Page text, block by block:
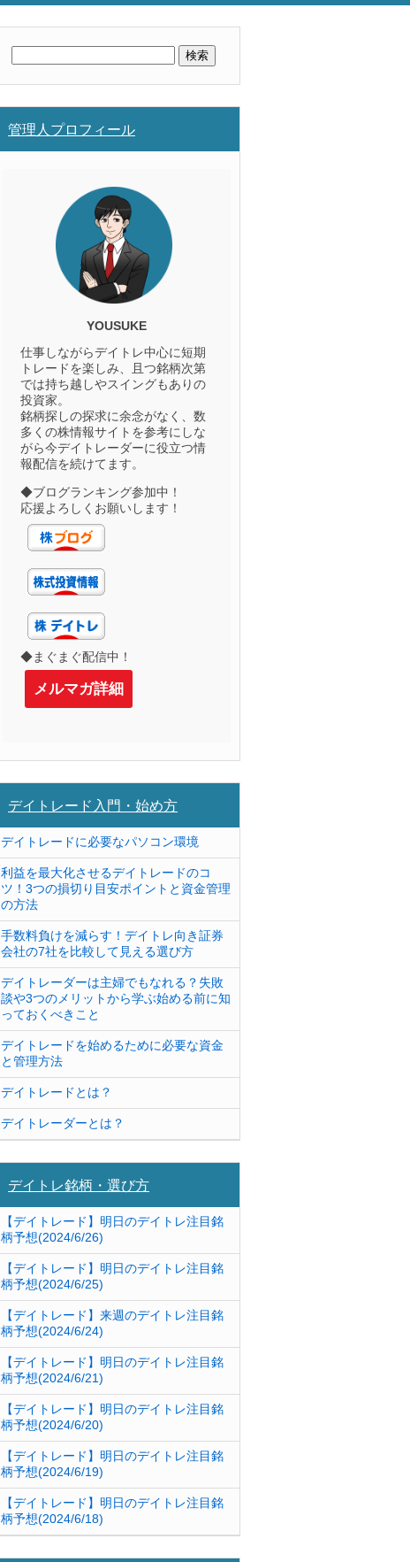
検
索:
管理人プロフィール
YOUSUKE
仕事しながらデイトレ中心に短期
トレードを楽しみ、且つ銘柄次第
では持ち越しやスイングもありの
投資家。
銘柄探しの探求に余念がなく、数
多くの株情報サイトを参考にしな
がら今デイトレーダーに役立つ情
報配信を続けてます。
◆ブログランキング参加中！
応援よろしくお願いします！
◆まぐまぐ配信中！
メルマガ詳細
デイトレード入門・始め方
デイトレードに必要なパソコン環境
利益を最大化させるデイトレードのコ
ツ！3つの損切り目安ポイントと資金管理
の方法
手数料負けを減らす！デイトレ向き証券
会社の7社を比較して見える選び方
デイトレーダーは主婦でもなれる？失敗
談や3つのメリットから学ぶ始める前に知
っておくべきこと
デイトレードを始めるために必要な資金
と管理方法
デイトレードとは？
デイトレーダーとは？
デイトレ銘柄・選び方
【デイトレード】明日のデイトレ注目銘
柄予想(2024/6/26)
【デイトレード】明日のデイトレ注目銘
柄予想(2024/6/25)
【デイトレード】来週のデイトレ注目銘
柄予想(2024/6/24)
【デイトレード】明日のデイトレ注目銘
柄予想(2024/6/21)
【デイトレード】明日のデイトレ注目銘
柄予想(2024/6/20)
【デイトレード】明日のデイトレ注目銘
柄予想(2024/6/19)
【デイトレード】明日のデイトレ注目銘
柄予想(2024/6/18)